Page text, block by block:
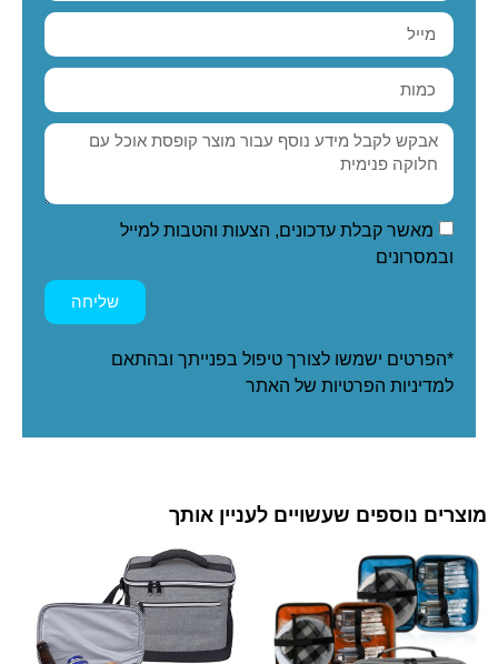
מאשר קבלת עדכונים, הצעות והטבות למייל
ובמסרונים
שליחה
*הפרטים ישמשו לצורך טיפול בפנייתך ובהתאם
למדיניות הפרטיות של האתר
מוצרים נוספים שעשויים לעניין אותך